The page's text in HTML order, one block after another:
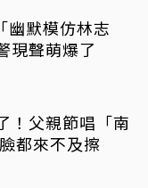
幽默模仿林志
現聲萌爆了
！父親節唱「南
都來不及擦